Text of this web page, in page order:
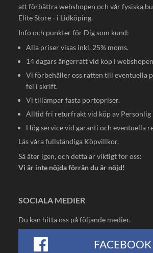
att förbättra webshopen och vår fysiska
Elite Store - i Lidköping.
Info och punkter för Dig som kund:
Alla priser visas inkl. 25% moms.
14 dagars ångerrätt vid köp i
Vi förbehåller oss rätten till eventuella
fel i skrift.
Vi tillämpar fasta portopriser.
Alltid fri returfrakt vid köp av Personlig
Hög service vid garanti och eventuella
Läs våra fullständiga Köpvillkor.
Så åter igen, och detta är viktigt för oss:
Vi är inte nöjda förrän du är nöjd!
SOCIALA MEDIER
Du kan hitta oss på följande medier.
FACEBOOK